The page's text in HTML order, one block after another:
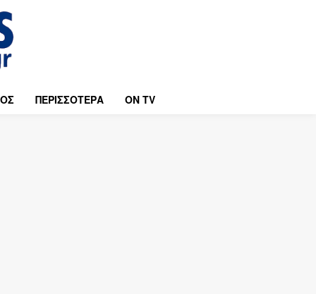
ΠΕΡΙΣΣΟΤΕΡΑ ON TV